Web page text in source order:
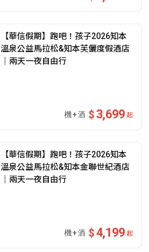
【華信假期】跑吧！孩子2026知本
溫泉公益馬拉松&知本芙儷度假酒店
｜兩天一夜自由行
3,699 起
【華信假期】跑吧！孩子2026知本
溫泉公益馬拉松&知本金聯世紀酒店
｜兩天一夜自由行
4,199 起